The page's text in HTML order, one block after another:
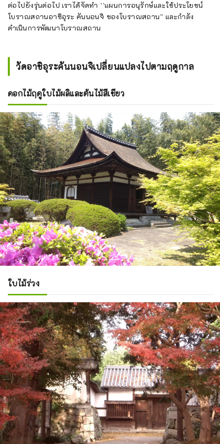
ต่อไปยังรุ่นต่อไป เราได้จัดทำ ``แผนการอนุรักษ์และใช้ประโยชน์
โบราณสถานอาชิอุระ คันนอนจิ ของโบราณสถาน'' และกำลัง
ดำเนินการพัฒนาโบราณสถาน
วัดอาชิอุระคันนอนจิเปลี่ยนแปลงไปตามฤดูกาล
ดอกไม้ฤดูใบไม้ผลิและต้นไม้สีเขียว
ใบไม้ร่วง